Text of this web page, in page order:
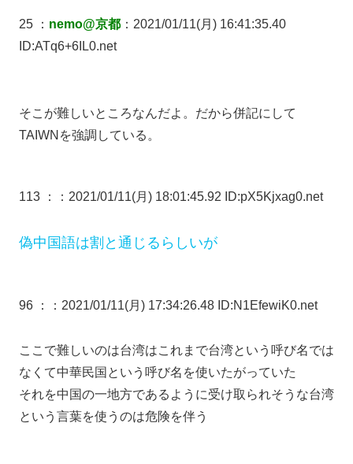
25 ： nemo@京都 ：2021/01/11(月) 16:41:35.40
ID:ATq6+6IL0.net
そこが難しいところなんだよ。だから併記にして
TAIWNを強調している。
113 ： ：2021/01/11(月) 18:01:45.92 ID:pX5Kjxag0.net
偽中国語は割と通じるらしいが
96 ： ：2021/01/11(月) 17:34:26.48 ID:N1EfewiK0.net
ここで難しいのは台湾はこれまで台湾という呼び名では
なくて中華民国という呼び名を使いたがっていた
それを中国の一地方であるように受け取られそうな台湾
という言葉を使うのは危険を伴う